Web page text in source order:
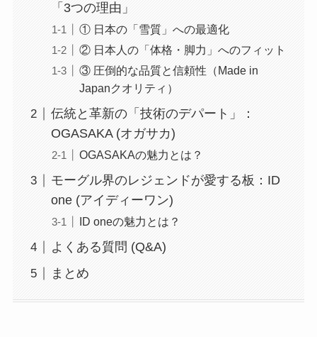
「3つの理由」
① 日本の「雪質」への最適化
② 日本人の「体格・脚力」へのフィット
③ 圧倒的な品質と信頼性（Made in
Japanクオリティ）
伝統と革新の「技術のデパート」：
OGASAKA (オガサカ)
OGASAKAの魅力とは？
モーグル界のレジェンドが愛する板：ID
one (アイディーワン)
ID oneの魅力とは？
よくある質問 (Q&A)
まとめ